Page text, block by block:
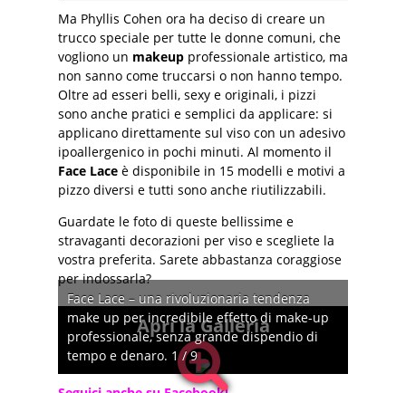
Ma Phyllis Cohen ora ha deciso di creare un
trucco speciale per tutte le donne comuni, che
vogliono un makeup professionale artistico, ma
non sanno come truccarsi o non hanno tempo.
Oltre ad esseri belli, sexy e originali, i pizzi
sono anche pratici e semplici da applicare: si
applicano direttamente sul viso con un adesivo
ipoallergenico in pochi minuti. Al momento il
Face Lace è disponibile in 15 modelli e motivi a
pizzo diversi e tutti sono anche riutilizzabili.
Guardate le foto di queste bellissime e
stravaganti decorazioni per viso e scegliete la
vostra preferita. Sarete abbastanza coraggiose
per indossarla?
Apri la Galleria
Face Lace – una rivoluzionaria tendenza
make up per incredibile effetto di make-up
professionale, senza grande dispendio di
tempo e denaro. 1 / 9